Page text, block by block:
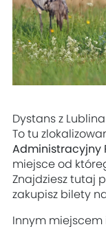
Dystans z
To tu
Administracyjny
miejsce od
Znajdziesz tutaj
zakupisz bilety
Innym